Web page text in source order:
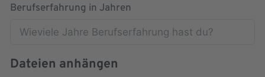
Berufserfahrung in Jahren
Dateien anhängen